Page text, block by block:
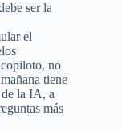
ser la
el
no
tiene
de la IA, a
más